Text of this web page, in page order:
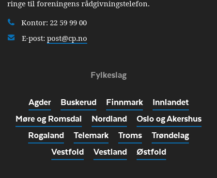
ringe til foreningens rådgivningstelefon.
Kontor: 22 59 99 00
E-post: post@cp.no
Fylkeslag
Agder
Buskerud Finnmark
Innlandet
Møre og Romsdal
Nordland
Oslo og Akershus
Rogaland
Telemark Troms
Trøndelag
Vestfold
Vestland Østfold